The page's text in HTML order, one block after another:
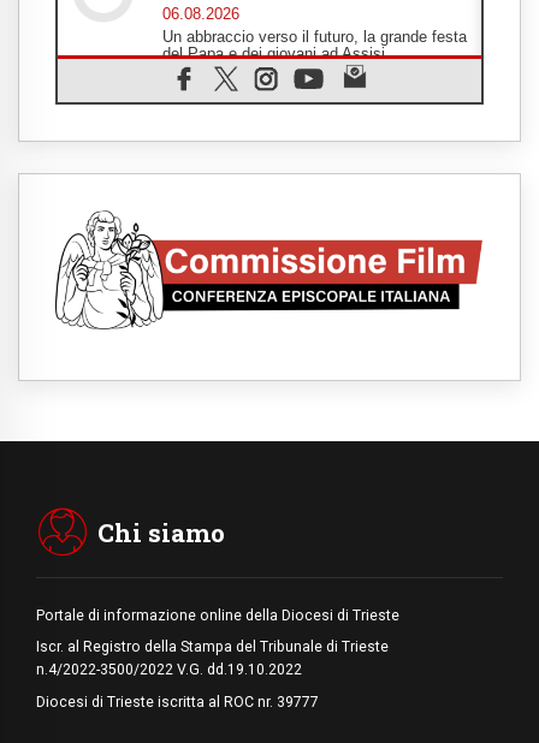
06.08.2026
Un abbraccio verso il futuro, la grande festa
del Papa e dei giovani ad Assisi
06.08.2026
Il grazie dei giovani al Papa: "Oggi ci
Leone XIV: la rivoluzione del Vangelo
06.08.2026
Fra Marco Vianelli: alla scuola di san
Francesco per imparare il Vangelo della
pace
Chi siamo
Portale di informazione online della Diocesi di Trieste
Iscr. al Registro della Stampa del Tribunale di Trieste
n.4/2022-3500/2022 V.G. dd.19.10.2022
Diocesi di Trieste iscritta al ROC nr. 39777